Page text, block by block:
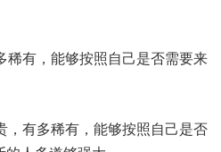
稀有，能够按照自己是否需要来
，有多稀有，能够按照自己是否